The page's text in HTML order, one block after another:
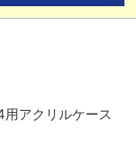
アクリルケース